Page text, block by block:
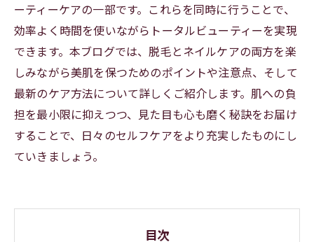
ーティーケアの一部です。これらを同時に行うことで、
効率よく時間を使いながらトータルビューティーを実現
できます。本ブログでは、脱毛とネイルケアの両方を楽
しみながら美肌を保つためのポイントや注意点、そして
最新のケア方法について詳しくご紹介します。肌への負
担を最小限に抑えつつ、見た目も心も磨く秘訣をお届け
することで、日々のセルフケアをより充実したものにし
ていきましょう。
目次